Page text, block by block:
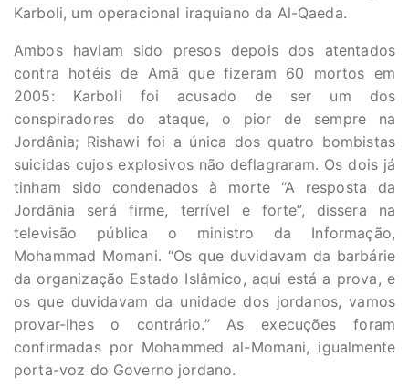
Karboli, um operacional iraquiano da Al-Qaeda.
Ambos haviam sido presos depois dos atentados
contra hotéis de Amã que fizeram 60 mortos em
2005: Karboli foi acusado de ser um dos
conspiradores do ataque, o pior de sempre na
Jordânia; Rishawi foi a única dos quatro bombistas
suicidas cujos explosivos não deflagraram. Os dois já
tinham sido condenados à morte “A resposta da
Jordânia será firme, terrível e forte”, dissera na
televisão pública o ministro da Informação,
Mohammad Momani. “Os que duvidavam da barbárie
da organização Estado Islâmico, aqui está a prova, e
os que duvidavam da unidade dos jordanos, vamos
provar-lhes o contrário.” As execuções foram
confirmadas por Mohammed al-Momani, igualmente
porta-voz do Governo jordano.